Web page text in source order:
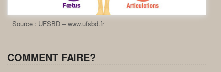
Source : UFSBD – www.ufsbd.fr
COMMENT FAIRE?